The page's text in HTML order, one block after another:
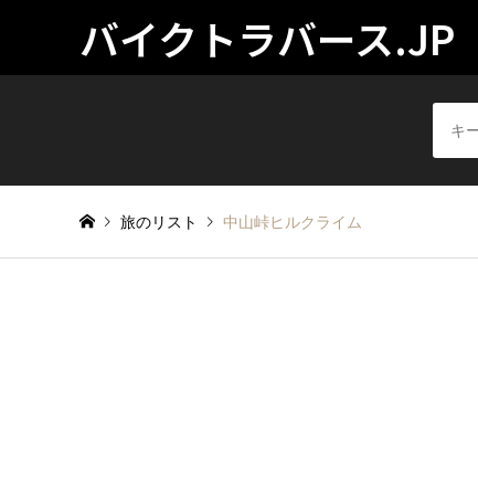
バイクトラバース.JP
旅のリスト 中山峠ヒルクライム